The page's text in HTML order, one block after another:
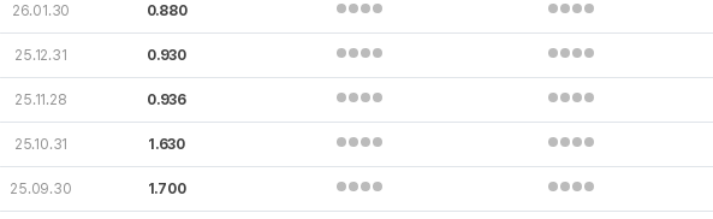
26.01.30 0.880
25.12.31 0.930
25.11.28 0.936
25.10.31 1.630
25.09.30 1.700